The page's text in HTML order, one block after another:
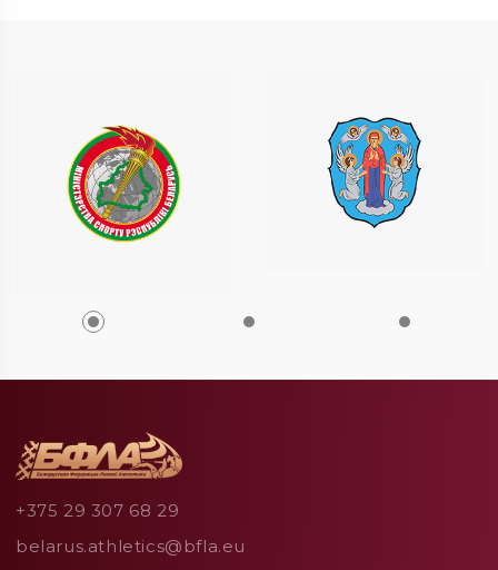
+375 29 307 68 29
belarus.athletics@bfla.eu